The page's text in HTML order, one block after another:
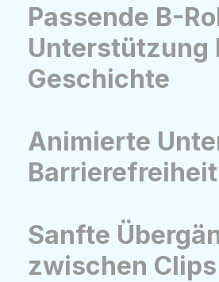
Passende B-
Unterstützung
Geschichte
Animierte
Sanfte
zwischen Clips